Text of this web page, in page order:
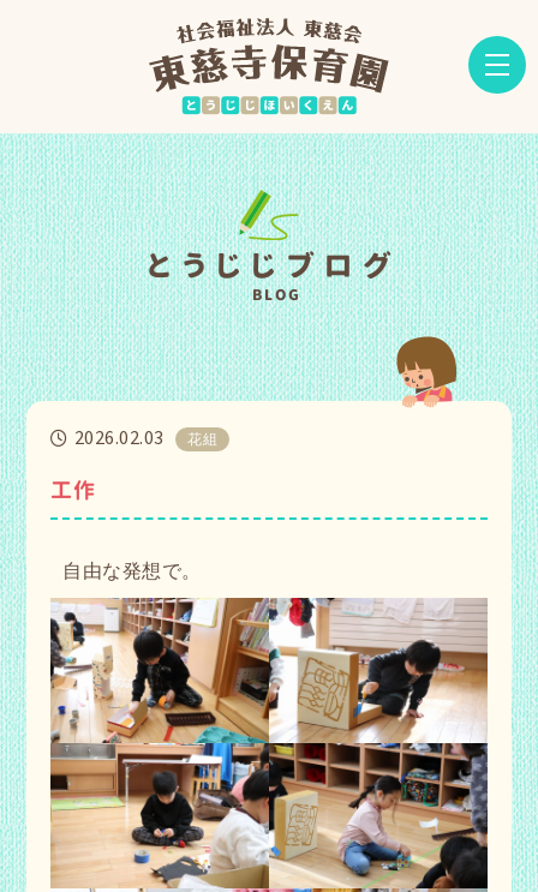
とうじじブログ
BLOG
2026.02.03 花組
工作
自由な発想で。